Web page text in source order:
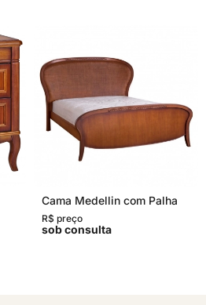
Cama Medellin com Palha
R$ preço
sob consulta